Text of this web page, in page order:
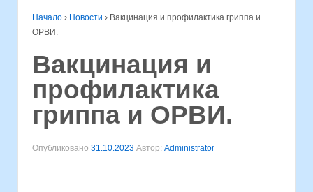
Начало › Новости › Вакцинация и профилактика гриппа и
ОРВИ.
Вакцинация и
профилактика
гриппа и ОРВИ.
Опубликовано 31.10.2023 Автор: Administrator